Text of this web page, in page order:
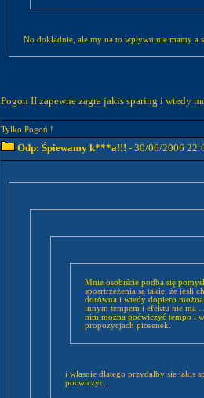
No dokładnie, ale my na to wpływu nie mamy a
Pogon II zapewne zagra jakis sparing i wtedy
Tylko Pogoń !
Odp: Śpiewamy k***a!!! - 30/06/2006
Mnie osobiście podba się
sposrtrzeżenia są takie, że jeśli
dorówna i wtedy dopiero
innym tempem i efektu nie ma . A te spotkania tak jak pisał Łysy może nie przyciagną tylu ludzi co mecze ale dzieki
nim można poćwiczyć tempo i wtedy dawać
propozycjach piosenek.
i wlasnie dlatego przydalby sie jakis
pocwiczyc..